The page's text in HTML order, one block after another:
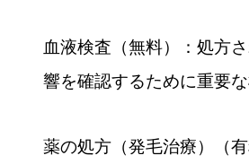
血液検査（無料）：処方
響を確認するために重要な
薬の処方（発毛治療）（